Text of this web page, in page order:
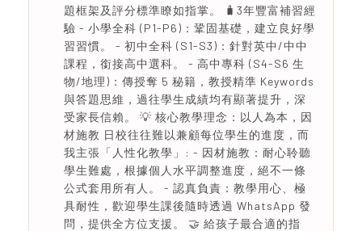
題框架及評分標準瞭如指掌。 🧳3年豐富補習經
驗 - 小學全科 (P1-P6)：鞏固基礎，建立良好學
習習慣。 - 初中全科 (S1-S3)：針對英中/中中
課程，銜接高中選科。 - 高中專科 (S4-S6 生
物/地理)：傳授奪 5 秘籍，教授精準 Keywords
與答題思維，過往學生成績均有顯著提升，深
受家長信賴。 💡 核心教學理念：以人為本，因
材施教 日校往往難以兼顧每位學生的進度，而
我主張「人性化教學」: - 因材施教：耐心聆聽
學生難處，根據個人水平調整進度，絕不一條
公式套用所有人。 - 認真負責：教學用心、極
具耐性，歡迎學生課後隨時透過 WhatsApp 發
問，提供全方位支援。 🤝 給孩子最合適的指